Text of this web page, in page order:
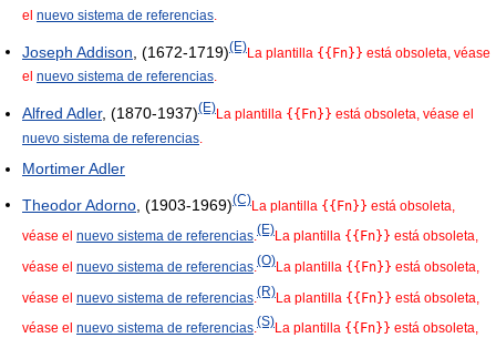
el nuevo sistema de referencias
Joseph Addison , (1672-1719)(E)La plantilla {{Fn}} está obsoleta, véase
el nuevo sistema de referencias.
Alfred Adler, (1870-1937)(E)La plantilla {{Fn}} está obsoleta, véase el
nuevo sistema de referencias.
Mortimer Adler
Theodor Adorno , (1903-1969)(C)La plantilla {{Fn}} está obsoleta,
véase el nuevo sistema de referencias.(E)La plantilla {{Fn}} está obsoleta,
véase el nuevo sistema de referencias (O)La plantilla {{Fn}} está obsoleta,
véase el nuevo sistema de referencias (R)La plantilla {{Fn}} está obsoleta,
véase el nuevo sistema de referencias.(S)La plantilla {{Fn}} está obsoleta,